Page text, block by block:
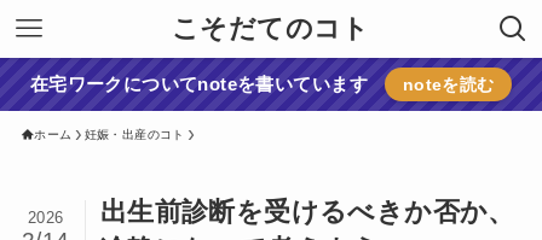
こそだてのコト
在宅ワークについてnoteを書いています noteを読む
ホーム 妊娠・出産のコト
出生前診断を受けるべきか否か、
2026